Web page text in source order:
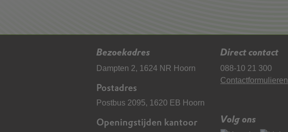
Bezoekadres
Dampten 2, 1624 NR Hoorn
Postadres
Postbus 2095, 1620 EB Hoorn
Openingstijden kantoor
Direct contact
088-10 21 300
Contactformulieren
Volg ons